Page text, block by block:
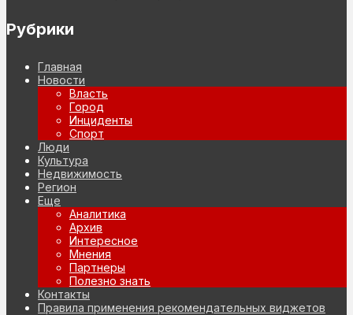
Рубрики
Главная
Новости
Власть
Город
Инциденты
Спорт
Люди
Культура
Недвижимость
Регион
Еще
Аналитика
Архив
Интересное
Мнения
Партнеры
Полезно знать
Контакты
Правила применения рекомендательных виджетов